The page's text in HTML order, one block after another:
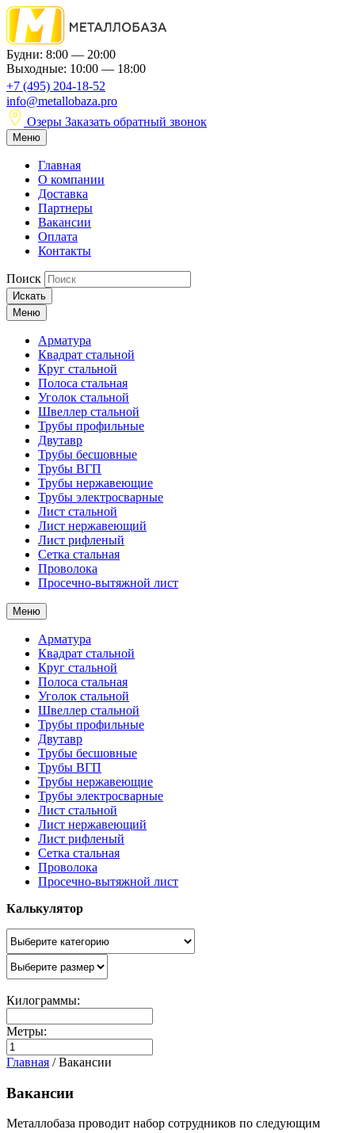
Будни: 8:00 — 20:00
Выходные: 10:00 — 18:00
+7 (495) 204-18-52
info@metallobaza.pro
Озеры Заказать обратный звонок
Меню
Главная
О компании
Доставка
Партнеры
Вакансии
Оплата
Контакты
Поиск
Искать
Меню
Арматура
Квадрат стальной
Круг стальной
Полоса стальная
Уголок стальной
Швеллер стальной
Трубы профильные
Двутавр
Трубы бесшовные
Трубы ВГП
Трубы нержавеющие
Трубы электросварные
Лист стальной
Лист нержавеющий
Лист рифленый
Сетка стальная
Проволока
Просечно-вытяжной лист
Меню
Арматура
Квадрат стальной
Круг стальной
Полоса стальная
Уголок стальной
Швеллер стальной
Трубы профильные
Двутавр
Трубы бесшовные
Трубы ВГП
Трубы нержавеющие
Трубы электросварные
Лист стальной
Лист нержавеющий
Лист рифленый
Сетка стальная
Проволока
Просечно-вытяжной лист
Калькулятор
Килограммы:
Метры:
Главная /Вакансии
Вакансии
Металлобаза проводит набор сотрудников по следующим